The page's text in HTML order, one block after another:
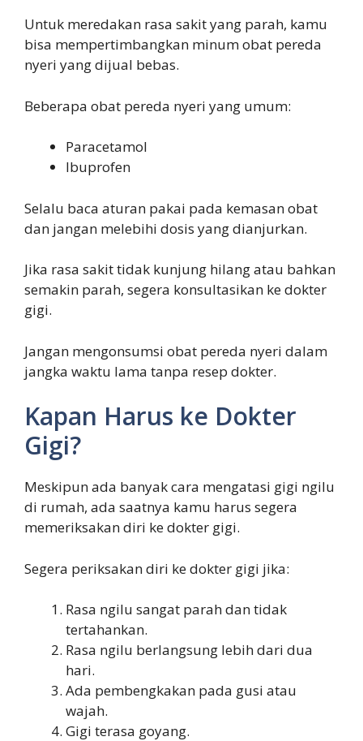
Untuk meredakan rasa sakit yang parah, kamu
bisa mempertimbangkan minum obat pereda
nyeri yang dijual bebas.
Beberapa obat pereda nyeri yang umum:
Paracetamol
Ibuprofen
Selalu baca aturan pakai pada kemasan obat
dan jangan melebihi dosis yang dianjurkan.
Jika rasa sakit tidak kunjung hilang atau bahkan
semakin parah, segera konsultasikan ke dokter
gigi.
Jangan mengonsumsi obat pereda nyeri dalam
jangka waktu lama tanpa resep dokter.
Kapan Harus ke Dokter
Gigi?
Meskipun ada banyak cara mengatasi gigi ngilu
di rumah, ada saatnya kamu harus segera
memeriksakan diri ke dokter gigi.
Segera periksakan diri ke dokter gigi jika:
Rasa ngilu sangat parah dan tidak
tertahankan.
Rasa ngilu berlangsung lebih dari dua
hari.
Ada pembengkakan pada gusi atau
wajah.
Gigi terasa goyang.